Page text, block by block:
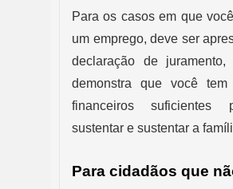
Para os casos em que
um emprego, deve ser
declaração de
demonstra que você tem
financeiros suficientes
sustentar e sustentar a
Para cidadãos que